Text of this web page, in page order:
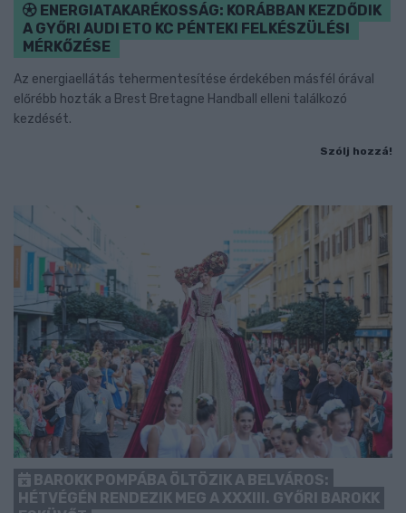
ENERGIATAKARÉKOSSÁG: KORÁBBAN KEZDŐDIK
A GYŐRI AUDI ETO KC PÉNTEKI FELKÉSZÜLÉSI
MÉRKŐZÉSE
Az energiaellátás tehermentesítése érdekében másfél órával
előrébb hozták a Brest Bretagne Handball elleni találkozó
kezdését.
Szólj hozzá!
BAROKK POMPÁBA ÖLTÖZIK A BELVÁROS:
HÉTVÉGÉN RENDEZIK MEG A XXXIII. GYŐRI BAROKK